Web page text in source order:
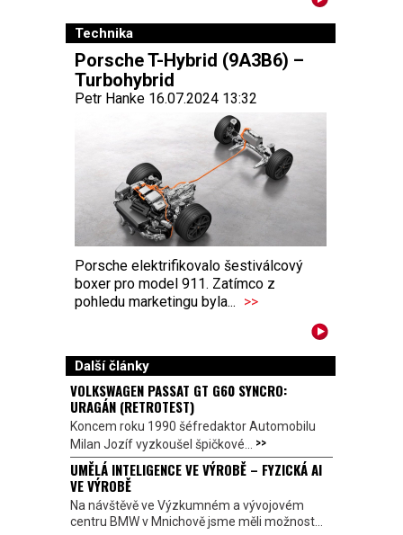
Technika
Porsche T-Hybrid (9A3B6) –
Turbohybrid
Petr Hanke 16.07.2024 13:32
Porsche elektrifikovalo šestiválcový
boxer pro model 911. Zatímco z
pohledu marketingu byla... >>
Další články
VOLKSWAGEN PASSAT GT G60 SYNCRO:
URAGÁN (RETROTEST)
Koncem roku 1990 šéfredaktor Automobilu
Milan Jozíf vyzkoušel špičkové... >>
UMĚLÁ INTELIGENCE VE VÝROBĚ – FYZICKÁ AI
VE VÝROBĚ
Na návštěvě ve Výzkumném a vývojovém
centru BMW v Mnichově jsme měli možnost...